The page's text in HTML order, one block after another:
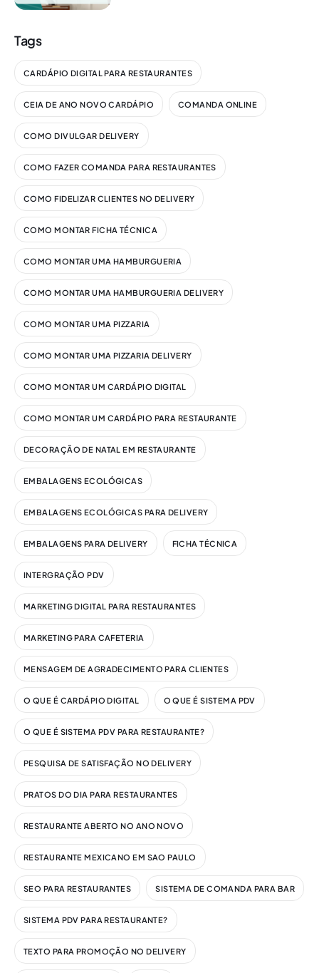
Tags
CARDÁPIO DIGITAL PARA RESTAURANTES
CEIA DE ANO NOVO CARDÁPIO COMANDA ONLINE
COMO DIVULGAR DELIVERY
COMO FAZER COMANDA PARA RESTAURANTES
COMO FIDELIZAR CLIENTES NO DELIVERY
COMO MONTAR FICHA TÉCNICA
COMO MONTAR UMA HAMBURGUERIA
COMO MONTAR UMA HAMBURGUERIA DELIVERY
COMO MONTAR UMA PIZZARIA
COMO MONTAR UMA PIZZARIA DELIVERY
COMO MONTAR UM CARDÁPIO DIGITAL​
COMO MONTAR UM CARDÁPIO PARA RESTAURANTE
DECORAÇÃO DE NATAL EM RESTAURANTE
EMBALAGENS ECOLÓGICAS
EMBALAGENS ECOLÓGICAS PARA DELIVERY
EMBALAGENS PARA DELIVERY FICHA TÉCNICA
INTERGRAÇÃO PDV
MARKETING DIGITAL PARA RESTAURANTES
MARKETING PARA CAFETERIA
MENSAGEM DE AGRADECIMENTO PARA CLIENTES
O QUE É CARDÁPIO DIGITAL O QUE É SISTEMA PDV
O QUE É SISTEMA PDV PARA RESTAURANTE?
PESQUISA DE SATISFAÇÃO NO DELIVERY
PRATOS DO DIA PARA RESTAURANTES
RESTAURANTE ABERTO NO ANO NOVO
RESTAURANTE MEXICANO EM SAO PAULO
SEO PARA RESTAURANTES SISTEMA DE COMANDA PARA BAR
SISTEMA PDV PARA RESTAURANTE?
TEXTO PARA PROMOÇÃO NO DELIVERY